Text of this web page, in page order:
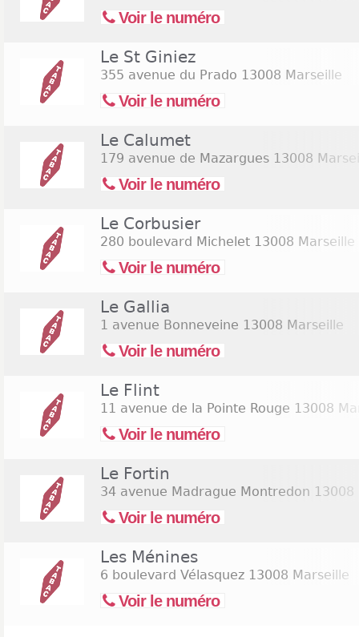
Voir le numéro
Le St Giniez
355 avenue du Prado 13008 Marseille
Voir le numéro
Le Calumet
179 avenue de Mazargues 13008
Voir le numéro
Le Corbusier
280 boulevard Michelet 13008 Marseille
Voir le numéro
Le Gallia
1 avenue Bonneveine 13008 Marseille
Voir le numéro
Le Flint
11 avenue de la Pointe Rouge 13008
Voir le numéro
Le Fortin
34 avenue Madrague Montredon 13008
Voir le numéro
Les Ménines
6 boulevard Vélasquez 13008 Marseille
Voir le numéro